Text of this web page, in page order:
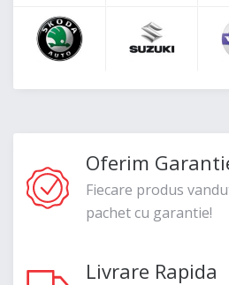
Oferim
Fiecare produs
pachet cu garantie!
Livrare Rapida